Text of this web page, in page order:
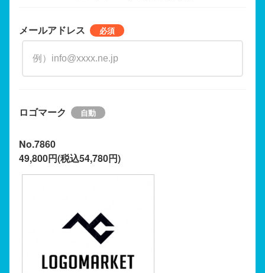
メールアドレス
ロゴマーク
No.7860
49,800円(税込54,780円)